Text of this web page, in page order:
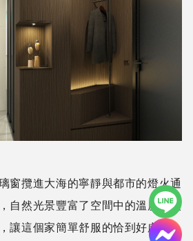
窗攬進大海的寧靜與都市的燈火通
自然光景豐富了空間中的溫度，映
讓這個家簡單舒服的恰到好處。